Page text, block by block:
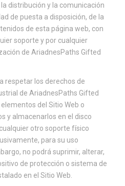
distribución y la comunicación
de puesta a disposición, de la
de esta página web, con
soporte y por cualquier
de AriadnesPaths Gifted
respetar los derechos de
de AriadnesPaths Gifted
del Sitio Web o
y almacenarlos en el disco
otro soporte físico
para su uso
no podrá suprimir, alterar,
de protección o sistema de
en el Sitio Web.